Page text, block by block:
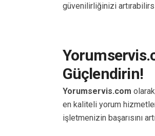
güvenilirliğinizi
Güçlendirin!
Yorumservis.com
en kaliteli yorum
işletmenizin başarısını